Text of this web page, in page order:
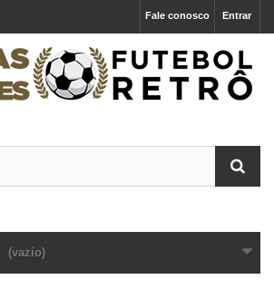
Entrar
Fale conosco
(vazio)